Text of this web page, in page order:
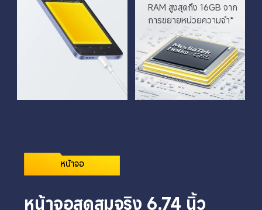
RAM สูงสุดถึง 16GB จาก
การขยายหน่วยความจำ*
หน้าจอ
หน้าจอสุดสมจริง 6.74 นิ้ว